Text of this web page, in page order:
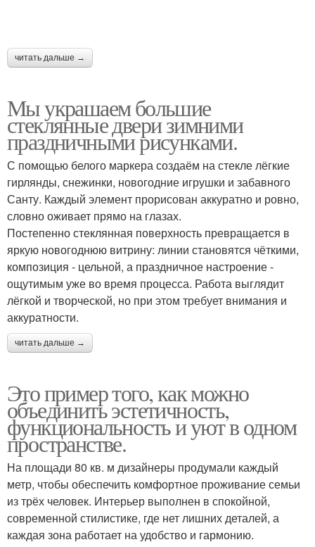
читать дальше →
Мы украшаем большие
стеклянные двери зимними
праздничными рисунками.
С помощью белого маркера создаём на стекле лёгкие
гирлянды, снежинки, новогодние игрушки и забавного
Санту. Каждый элемент прорисован аккуратно и ровно,
словно оживает прямо на глазах.
Постепенно стеклянная поверхность превращается в
яркую новогоднюю витрину: линии становятся чёткими,
композиция - цельной, а праздничное настроение -
ощутимым уже во время процесса. Работа выглядит
лёгкой и творческой, но при этом требует внимания и
аккуратности.
читать дальше →
Это пример того, как можно
объединить эстетичность,
функциональность и уют в одном
пространстве.
На площади 80 кв. м дизайнеры продумали каждый
метр, чтобы обеспечить комфортное проживание семьи
из трёх человек. Интерьер выполнен в спокойной,
современной стилистике, где нет лишних деталей, а
каждая зона работает на удобство и гармонию.